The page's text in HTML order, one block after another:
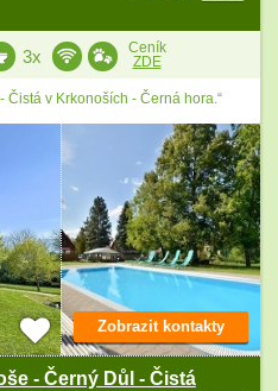
3x
Ceník
ZDE
Čistá v Krkonoších - Černá hora.“
- Černý Důl - Čistá
Zobrazit kontakty